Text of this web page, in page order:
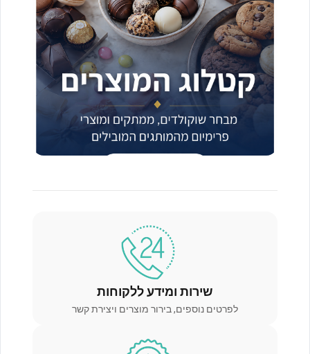
שירות ומידע ללקוחות
לפרטים נוספים, בירור מוצרים ויצירת קשר